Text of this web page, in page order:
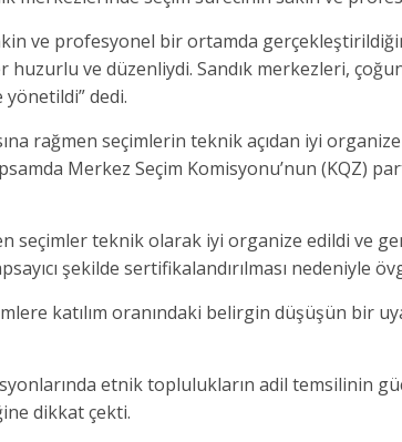
ve profesyonel bir ortamda
ve düzenliydi. Sandık merkezleri,
dedi.
rağmen seçimlerin teknik açıdan iyi
Merkez Seçim Komisyonu’nun (KQZ)
seçimler teknik olarak iyi organize edildi ve
şekilde sertifikalandırılması nedeniyle
katılım oranındaki belirgin düşüşün bir
etnik toplulukların adil temsilinin
dikkat çekti.